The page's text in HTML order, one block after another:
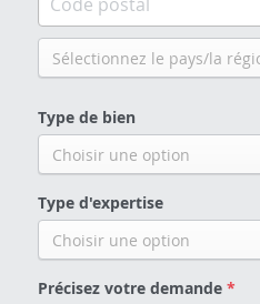
Sélectionnez le pays/la
Type de bien
Choisir une option
Type d'expertise
Choisir une option
Précisez votre demande*